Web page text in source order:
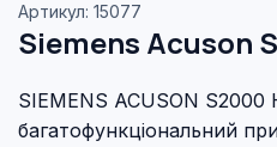
Артикул: 15077
Siemens Acuson
SIEMENS ACUSON S2000
багатофункціональний